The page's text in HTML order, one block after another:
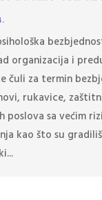
organizacija i
čuli za termin
rukavice,
poslova sa većim
kao što su